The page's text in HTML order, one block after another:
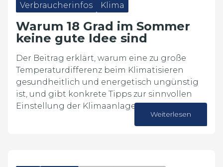
Verbraucherinfos Klima
Warum 18 Grad im Sommer
keine gute Idee sind
Der Beitrag erklärt, warum eine zu große
Temperaturdifferenz beim Klimatisieren
gesundheitlich und energetisch ungünstig
ist, und gibt konkrete Tipps zur sinnvollen
Einstellung der Klimaanlage.
Weiterlesen